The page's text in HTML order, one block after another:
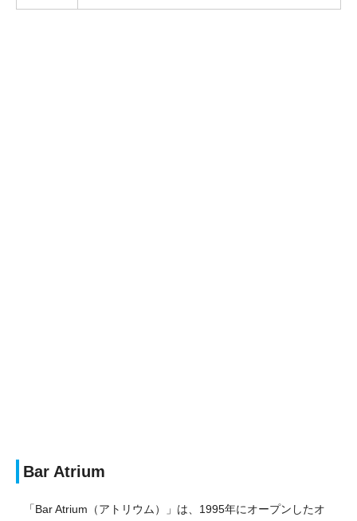
Bar Atrium
「Bar Atrium（アトリウム）」は、1995年にオープンしたオ